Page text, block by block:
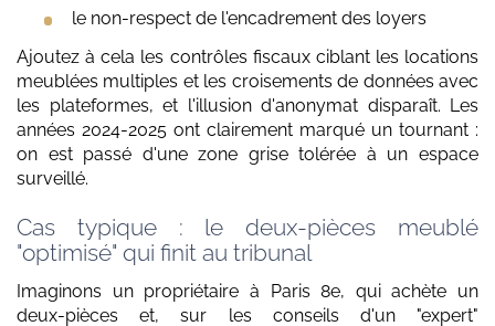
le non-respect de l'encadrement des loyers
Ajoutez à cela les contrôles fiscaux ciblant les locations
meublées multiples et les croisements de données avec
les plateformes, et l'illusion d'anonymat disparaît. Les
années 2024-2025 ont clairement marqué un tournant :
on est passé d'une zone grise tolérée à un espace
surveillé.
Cas typique : le deux-pièces meublé
"optimisé" qui finit au tribunal
Imaginons un propriétaire à Paris 8e, qui achète un
deux-pièces et, sur les conseils d'un "expert"